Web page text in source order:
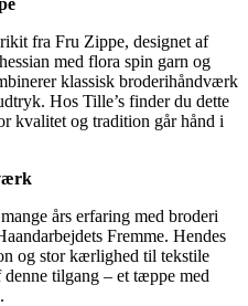
fra Fru Zippe, designet af
med flora spin garn og
klassisk broderihåndværk
Hos Tille’s finder du dette
kvalitet og tradition går hånd i
års erfaring med broderi
Fremme. Hendes
og stor kærlighed til tekstile
tilgang – et tæppe med